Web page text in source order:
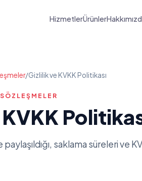
HizmetlerÜrünler
/Gizlilik ve KVKK Politikası
SÖZLEŞMELER
saklama süreleri ve